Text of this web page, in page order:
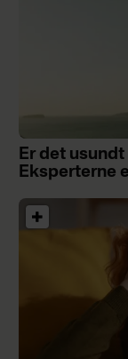
Er det
Eksperterne